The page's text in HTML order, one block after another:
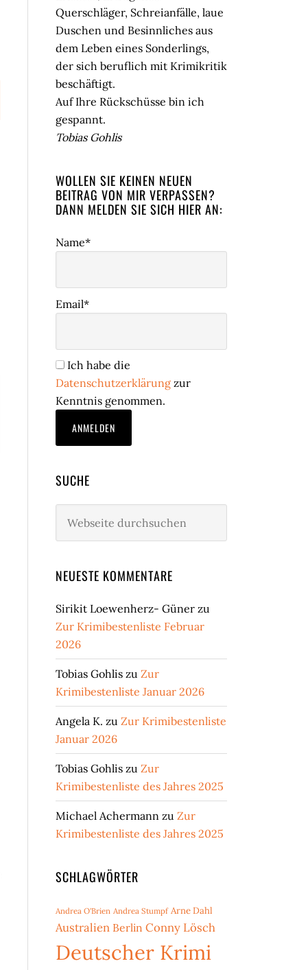
Querschläger, Schreianfälle, laue
Duschen und Besinnliches aus
dem Leben eines Sonderlings,
der sich beruflich mit Krimikritik
beschäftigt.
Auf Ihre Rückschüsse bin ich
gespannt.
Tobias Gohlis
WOLLEN SIE KEINEN NEUEN
BEITRAG VON MIR VERPASSEN?
DANN MELDEN SIE SICH HIER AN:
Name*
Email*
Ich habe die
Datenschutzerklärung zur
Kenntnis genommen.
SUCHE
durchsuchen
NEUESTE KOMMENTARE
Sirikit Loewenherz- Güner zu
Zur Krimibestenliste Februar
2026
Tobias Gohlis zu Zur
Krimibestenliste Januar 2026
Angela K. zu Zur Krimibestenliste
Januar 2026
Tobias Gohlis zu Zur
Krimibestenliste des Jahres 2025
Michael Achermann zu Zur
Krimibestenliste des Jahres 2025
SCHLAGWÖRTER
Andrea O'Brien Andrea Stumpf Arne Dahl
Australien Berlin Conny Lösch
Deutscher Krimi